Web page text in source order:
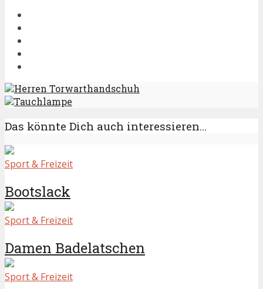
Herren Torwarthandschuh
Tauchlampe
Das könnte Dich auch interessieren...
Sport & Freizeit
Bootslack
Sport & Freizeit
Damen Badelatschen
Sport & Freizeit